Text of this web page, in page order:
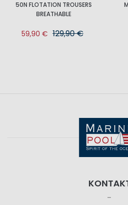
50N FLOTATION TROUSERS
BREATHABLE
59,90 € 129,90 €